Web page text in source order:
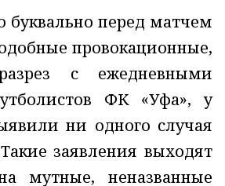
буквально перед матчем
провокационные,
с ежедневными
ФК «Уфа», у
ни одного случая
заявления выходят
мутные, неназванные